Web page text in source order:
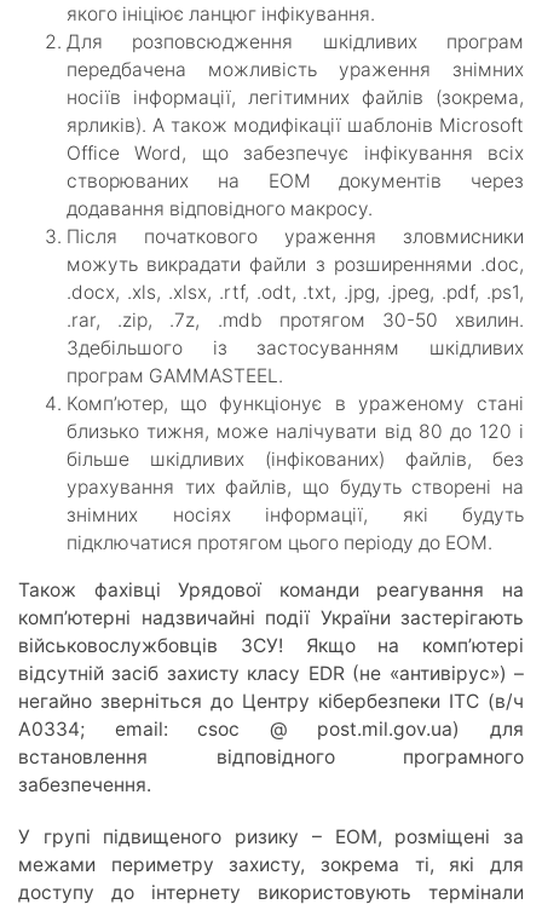
якого ініціює ланцюг інфікування.
Для розповсюдження шкідливих програм
передбачена можливість ураження знімних
носіїв інформації, легітимних файлів (зокрема,
ярликів). А також модифікації шаблонів Microsoft
Office Word, що забезпечує інфікування всіх
створюваних на ЕОМ документів через
додавання відповідного макросу.
Після початкового ураження зловмисники
можуть викрадати файли з розширеннями .doc,
.docx, .xls, .xlsx, .rtf, .odt, .txt, .jpg, .jpeg, .pdf, .ps1,
.rar, .zip, .7z, .mdb протягом 30-50 хвилин.
Здебільшого із застосуванням шкідливих
програм GAMMASTEEL.
Комп’ютер, що функціонує в ураженому стані
близько тижня, може налічувати від 80 до 120 і
більше шкідливих (інфікованих) файлів, без
урахування тих файлів, що будуть створені на
знімних носіях інформації, які будуть
підключатися протягом цього періоду до ЕОМ.
Також фахівці Урядової команди реагування на
комп’ютерні надзвичайні події України застерігають
військовослужбовців ЗСУ! Якщо на комп’ютері
відсутній засіб захисту класу EDR (не «антивірус») –
негайно зверніться до Центру кібербезпеки ІТС (в/ч
А0334; email: csoc @ post.mil.gov.ua) для
встановлення відповідного програмного
забезпечення.
У групі підвищеного ризику – ЕОМ, розміщені за
межами периметру захисту, зокрема ті, які для
доступу до інтернету використовують термінали